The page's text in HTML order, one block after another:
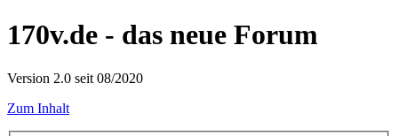
170v.de - das neue Forum
Version 2.0 seit 08/2020
Zum Inhalt